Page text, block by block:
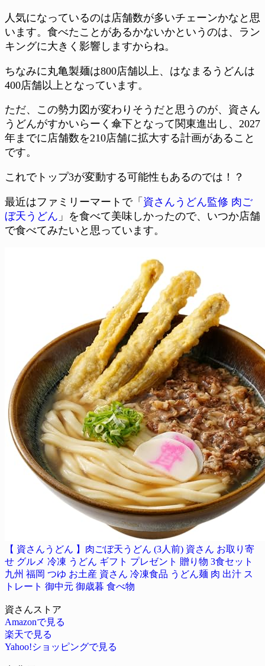
人気になっているのは店舗数が多いチェーンかなと思
います。食べたことがあるかないかというのは、ラン
キングに大きく影響しますからね。
ちなみに丸亀製麺は800店舗以上、はなまるうどんは
400店舗以上となっています。
ただ、この勢力図が変わりそうだと思うのが、資さん
うどんがすかいらーく傘下となって関東進出し、2027
年までに店舗数を210店舗に拡大する計画があること
です。
これでトップ3が変動する可能性もあるのでは！？
最近はファミリーマートで「 資さんうどん監修 肉ご
ぼ天うどん 」を食べて美味しかったので、いつか店舗
で食べてみたいと思っています。
【 資さんうどん 】肉ごぼ天うどん (3人前) 資さん お取り寄
せ グルメ 冷凍 うどん ギフト プレゼント 贈り物 3食セット
九州 福岡 つゆ お土産 資さん 冷凍食品 うどん麺 肉 出汁 ス
トレート 御中元 御歳暮 食べ物
資さんストア
Amazonで見る
楽天で見る
Yahoo!ショッピングで見る